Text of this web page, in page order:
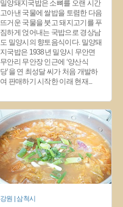
밀양돼지국밥은 소뼈를 오랜 시간
고아낸 국물에 쌀밥을 토렴한 다음
뜨거운 국물을 붓고 돼지고기를 푸
짐하게 얹어내는 국밥으로 경상남
도 밀양시의 향토음식이다. 밀양돼
지국밥은 1938년 밀양시 무안면
무안리 무안장 인근에 ‘양산식
당’을 연 최성달 씨가 처음 개발하
여 판매하기 시작한 이래 현재...
강원 | 삼척시